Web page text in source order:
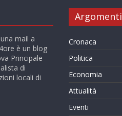
mail a
è un blog
Principale
di
locali di
Argomenti
Cronaca
Politica
Economia
Attualità
Eventi